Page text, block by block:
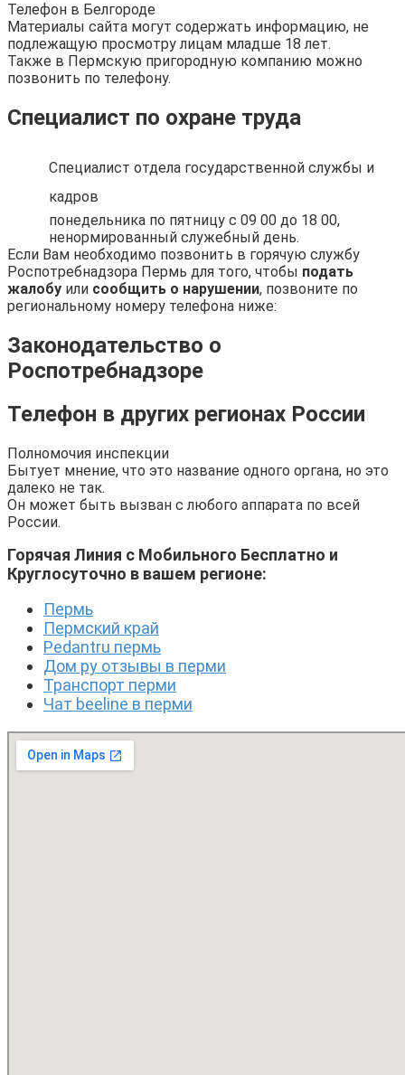
Телефон в Белгороде
Материалы сайта могут содержать информацию, не
подлежащую просмотру лицам младше 18 лет.
Также в Пермскую пригородную компанию можно
позвонить по телефону.
Специалист по охране труда
Специалист отдела государственной службы и
кадров
понедельника по пятницу с 09 00 до 18 00,
ненормированный служебный день.
Если Вам необходимо позвонить в горячую службу
Роспотребнадзора Пермь для того, чтобы подать
жалобу или сообщить о нарушении, позвоните по
региональному номеру телефона ниже:
Законодательство о
Роспотребнадзоре
Телефон в других регионах России
Полномочия инспекции
Бытует мнение, что это название одного органа, но это
далеко не так.
Он может быть вызван с любого аппарата по всей
России.
Горячая Линия с Мобильного Бесплатно и
Круглосуточно в вашем регионе:
Пермь
Пермский край
Pedantru пермь
Дом ру отзывы в перми
Транспорт перми
Чат beeline в перми